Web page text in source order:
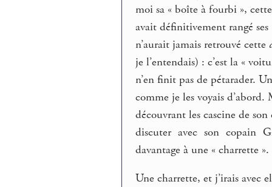
moi sa « boîte à fourbi »,
avait définitivement rangé ses
n’aurait jamais retrouvé cette
je l’entendais) : c’est la «
n’en finit pas de pétarader.
comme je les voyais
découvrant les cascine de
discuter avec son copain
davantage à une « charrette ».
Une charrette, et j’irais avec